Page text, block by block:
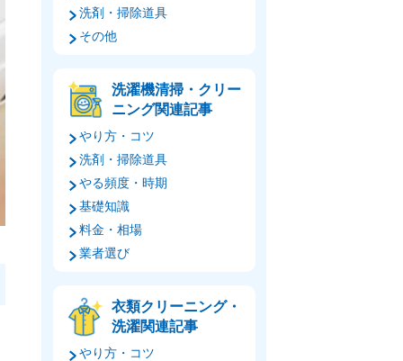
洗剤・掃除道具
その他
洗濯機清掃・クリー
ニング関連記事
やり方・コツ
洗剤・掃除道具
やる頻度・時期
基礎知識
料金・相場
業者選び
衣類クリーニング・
洗濯関連記事
やり方・コツ